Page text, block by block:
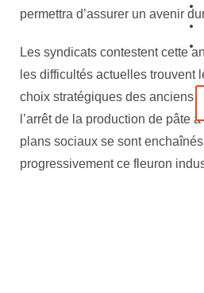
permettra d’assurer un avenir
Les syndicats contestent cette
les difficultés actuelles trouvent
choix stratégiques des anciens
l’arrêt de la production de pâte
plans sociaux se sont
progressivement ce fleuron